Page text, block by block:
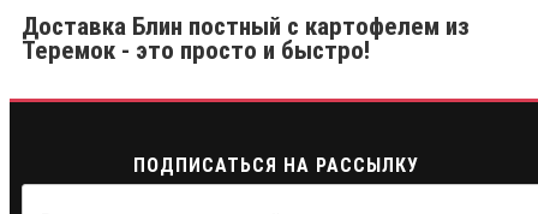
Доставка Блин постный с картофелем из
Теремок - это просто и быстро!
ПОДПИСАТЬСЯ НА РАССЫЛКУ